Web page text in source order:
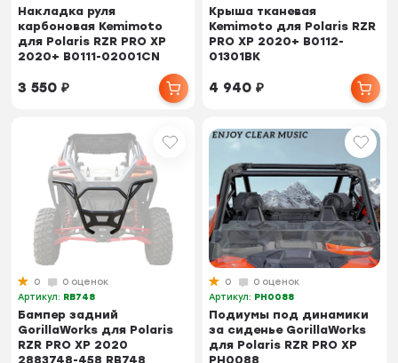
Накладка руля
карбоновая Kemimoto
для Polaris RZR PRO XP
2020+ B0111-02001CN
3 550₽
Крыша тканевая
Kemimoto для Polaris RZR
PRO XP 2020+ B0112-
01301BK
4 940₽
0
0 оценок
Артикул: RB748
Бампер задний
GorillaWorks для Polaris
RZR PRO XP 2020
2883748-458 RB748
0
0 оценок
Артикул: PH0088
Подиумы под динамики
за сиденье GorillaWorks
для Polaris RZR PRO XP
PH0088